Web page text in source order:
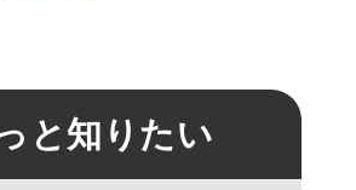
と知りたい